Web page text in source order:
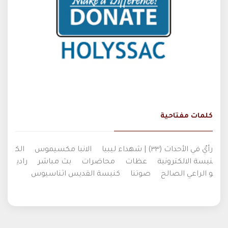
كلمات مفتاحية
رأيٌ في الأحداث (٣٣) | شهداء ليبيا الانبا مكسيموس
الك
نيسة الالكترونية
عظات محاضرات بث مباشر
رادي
و الراعي الصالح
صوتنا كنيسة القديس اثناسيوس